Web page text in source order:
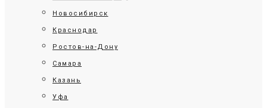
Новосибирск
Краснодар
Ростов-на-Дону
Самара
Казань
Уфа